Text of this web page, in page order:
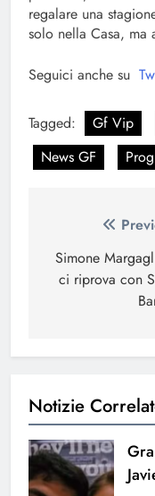
regalare una
solo nella Casa, ma
Seguici anche su
Tagged: Gf Vip
News GF
articoli
Simone
ci riprova con
Notizie